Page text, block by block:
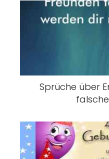
Sprüche über